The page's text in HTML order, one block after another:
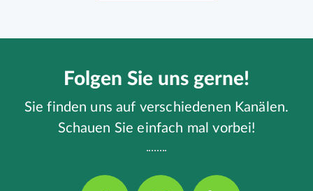
Folgen Sie uns gerne!
Sie finden uns auf verschiedenen Kanälen.
Schauen Sie einfach mal vorbei!